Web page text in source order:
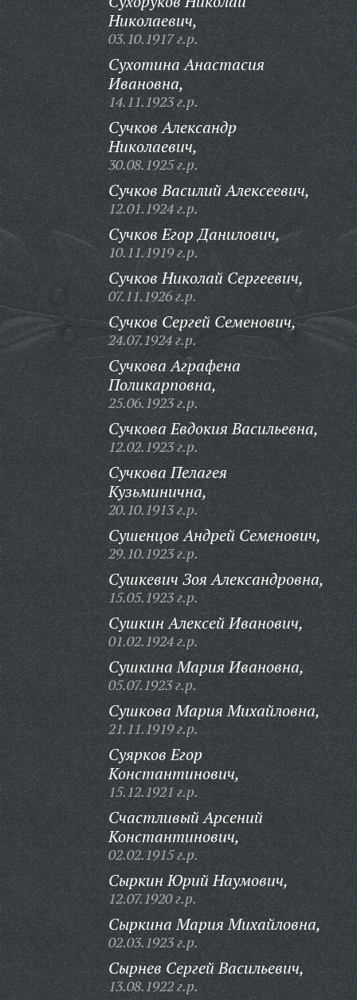
Николаевич,
03.10.1917 г.р.
Сухотина Анастасия
Ивановна,
14.11.1923 г.р.
Сучков Александр
Николаевич,
30.08.1925 г.р.
Сучков Василий Алексеевич,
12.01.1924 г.р.
Сучков Егор Данилович,
10.11.1919 г.р.
Сучков Николай Сергеевич,
07.11.1926 г.р.
Сучков Сергей Семенович,
24.07.1924 г.р.
Сучкова Аграфена
Поликарповна,
25.06.1923 г.р.
Сучкова Евдокия Васильевна,
12.02.1923 г.р.
Сучкова Пелагея
Кузьминична,
20.10.1913 г.р.
Сушенцов Андрей Семенович,
29.10.1923 г.р.
Сушкевич Зоя Александровна,
15.05.1923 г.р.
Сушкин Алексей Иванович,
01.02.1924 г.р.
Сушкина Мария Ивановна,
05.07.1923 г.р.
Сушкова Мария Михайловна,
21.11.1919 г.р.
Суярков Егор
Константинович,
15.12.1921 г.р.
Счастливый Арсений
Константинович,
02.02.1915 г.р.
Сыркин Юрий Наумович,
12.07.1920 г.р.
Сыркина Мария Михайловна,
02.03.1923 г.р.
Сырнев Сергей Васильевич,
13.08.1922 г.р.